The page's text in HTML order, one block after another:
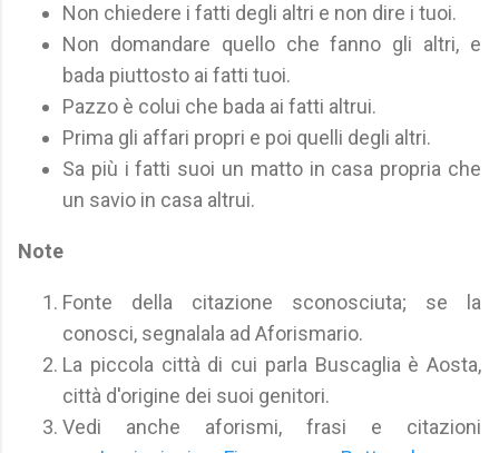
Non chiedere i fatti degli altri e non dire i tuoi.
Non domandare quello che fanno gli altri, e
bada piuttosto ai fatti tuoi.
Pazzo è colui che bada ai fatti altrui.
Prima gli affari propri e poi quelli degli altri.
Sa più i fatti suoi un matto in casa propria che
un savio in casa altrui.
Note
Fonte della citazione sconosciuta; se la
conosci, segnalala ad Aforismario.
La piccola città di cui parla Buscaglia è Aosta,
città d'origine dei suoi genitori.
Vedi anche aforismi, frasi e citazioni